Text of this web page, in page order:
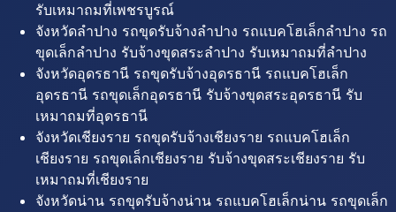
รับเหมาถมที่เพชรบูรณ์
จังหวัดลำปาง รถขุดรับจ้างลำปาง รถแบคโฮเล็กลำปาง รถ
ขุดเล็กลำปาง รับจ้างขุดสระลำปาง รับเหมาถมที่ลำปาง
จังหวัดอุดรธานี รถขุดรับจ้างอุดรธานี รถแบคโฮเล็ก
อุดรธานี รถขุดเล็กอุดรธานี รับจ้างขุดสระอุดรธานี รับ
เหมาถมที่อุดรธานี
จังหวัดเชียงราย รถขุดรับจ้างเชียงราย รถแบคโฮเล็ก
เชียงราย รถขุดเล็กเชียงราย รับจ้างขุดสระเชียงราย รับ
เหมาถมที่เชียงราย
จังหวัดน่าน รถขุดรับจ้างน่าน รถแบคโฮเล็กน่าน รถขุดเล็ก